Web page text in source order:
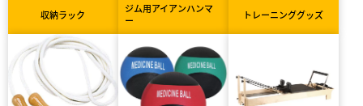
収納ラック
ジム用アイアンハンマ
ー
トレーニンググッズ